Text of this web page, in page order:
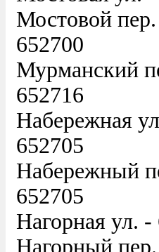
Мостовой
652700
Мурманский
652716
Набережная
652705
Набережный
652705
Нагорная ул. -
Нагорный